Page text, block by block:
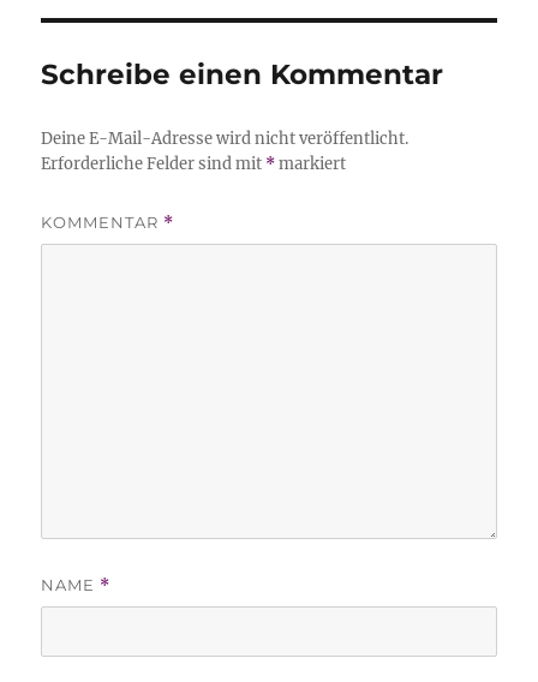
Schreibe einen Kommentar
Deine E-Mail-Adresse wird nicht veröffentlicht.
Erforderliche Felder sind mit *markiert
KOMMENTAR *
NAME *